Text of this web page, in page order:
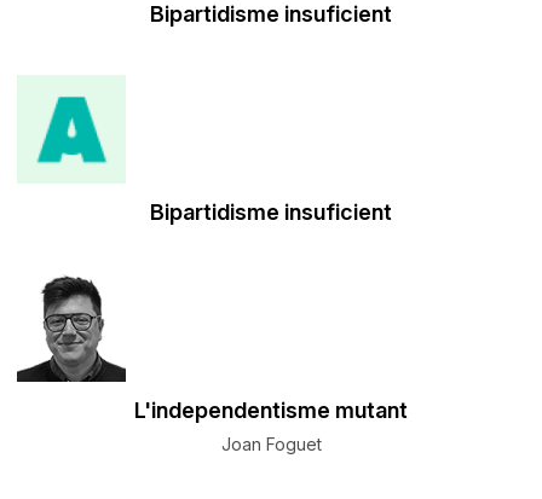
Bipartidisme insuficient
Bipartidisme insuficient
L'independentisme mutant
Joan Foguet